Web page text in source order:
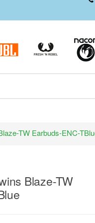
TW Earbuds-ENC-
Blaze-TW